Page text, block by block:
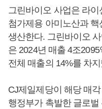
그린바이오 사업은 라
첨가제용 아미노산과
생산한다. 그린바이오
은 2024년 매출 4조
전체 매출의 14%를 차
CJ제일제당이 해당 매
행정부가 촉발한 글로